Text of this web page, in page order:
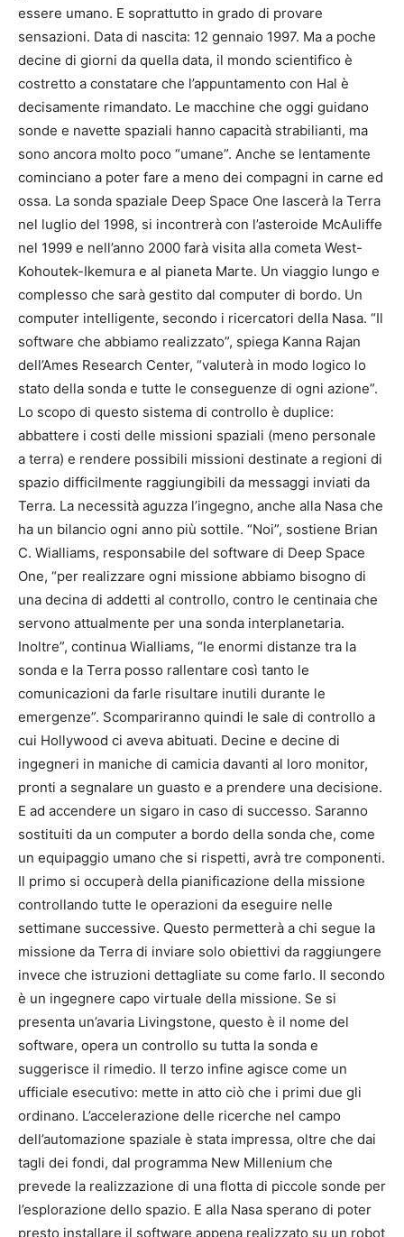
essere umano. E soprattutto in grado di provare
sensazioni. Data di nascita: 12 gennaio 1997. Ma a poche
decine di giorni da quella data, il mondo scientifico è
costretto a constatare che l’appuntamento con Hal è
decisamente rimandato. Le macchine che oggi guidano
sonde e navette spaziali hanno capacità strabilianti, ma
sono ancora molto poco “umane”. Anche se lentamente
cominciano a poter fare a meno dei compagni in carne ed
ossa. La sonda spaziale Deep Space One lascerà la Terra
nel luglio del 1998, si incontrerà con l’asteroide McAuliffe
nel 1999 e nell’anno 2000 farà visita alla cometa West-
Kohoutek-Ikemura e al pianeta Marte. Un viaggio lungo e
complesso che sarà gestito dal computer di bordo. Un
computer intelligente, secondo i ricercatori della Nasa. “Il
software che abbiamo realizzato”, spiega Kanna Rajan
dell’Ames Research Center, “valuterà in modo logico lo
stato della sonda e tutte le conseguenze di ogni azione”.
Lo scopo di questo sistema di controllo è duplice:
abbattere i costi delle missioni spaziali (meno personale
a terra) e rendere possibili missioni destinate a regioni di
spazio difficilmente raggiungibili da messaggi inviati da
Terra. La necessità aguzza l’ingegno, anche alla Nasa che
ha un bilancio ogni anno più sottile. “Noi”, sostiene Brian
C. Wialliams, responsabile del software di Deep Space
One, “per realizzare ogni missione abbiamo bisogno di
una decina di addetti al controllo, contro le centinaia che
servono attualmente per una sonda interplanetaria.
Inoltre”, continua Wialliams, “le enormi distanze tra la
sonda e la Terra posso rallentare così tanto le
comunicazioni da farle risultare inutili durante le
emergenze”. Scompariranno quindi le sale di controllo a
cui Hollywood ci aveva abituati. Decine e decine di
ingegneri in maniche di camicia davanti al loro monitor,
pronti a segnalare un guasto e a prendere una decisione.
E ad accendere un sigaro in caso di successo. Saranno
sostituiti da un computer a bordo della sonda che, come
un equipaggio umano che si rispetti, avrà tre componenti.
Il primo si occuperà della pianificazione della missione
controllando tutte le operazioni da eseguire nelle
settimane successive. Questo permetterà a chi segue la
missione da Terra di inviare solo obiettivi da raggiungere
invece che istruzioni dettagliate su come farlo. Il secondo
è un ingegnere capo virtuale della missione. Se si
presenta un’avaria Livingstone, questo è il nome del
software, opera un controllo su tutta la sonda e
suggerisce il rimedio. Il terzo infine agisce come un
ufficiale esecutivo: mette in atto ciò che i primi due gli
ordinano. L’accelerazione delle ricerche nel campo
dell’automazione spaziale è stata impressa, oltre che dai
tagli dei fondi, dal programma New Millenium che
prevede la realizzazione di una flotta di piccole sonde per
l’esplorazione dello spazio. E alla Nasa sperano di poter
presto installare il software appena realizzato su un robot